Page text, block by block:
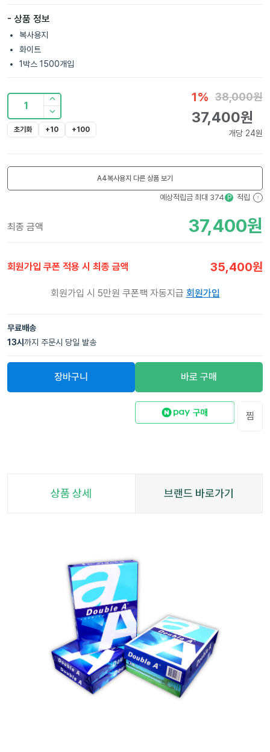
- 상품 정보
복사용지
화이트
1박스 1500개입
1
초기화 +10 +100
1% 38,000원
37,400원
개당 24원
A4복사용지 다른 상품 보기
예상적립금 최대 374 P 적립 ?
최종 금액 37,400원
회원가입 쿠폰 적용 시 최종 금액 35,400원
회원가입 시 5만원 쿠폰팩 자동지급 회원가입
무료배송
13시 까지 주문시 당일 발송
장바구니 바로 구매
찜
상품 상세 브랜드 바로가기